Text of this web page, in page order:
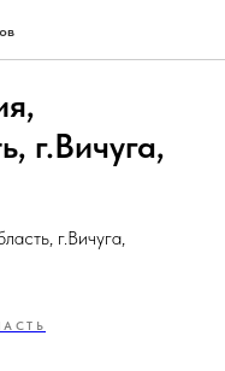
г.Вичуга,
г.Вичуга,